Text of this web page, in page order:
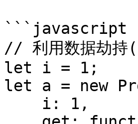
```javascript
// 利用数据劫
let i = 1;
let a = new